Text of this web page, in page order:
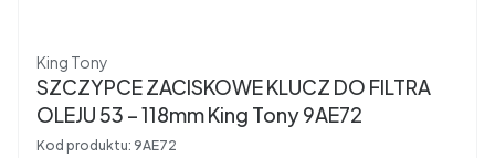
Producent
King Tony
SZCZYPCE ZACISKOWE KLUCZ DO FILTRA
OLEJU 53 – 118mm King Tony 9AE72
Kod produktu: 9AE72